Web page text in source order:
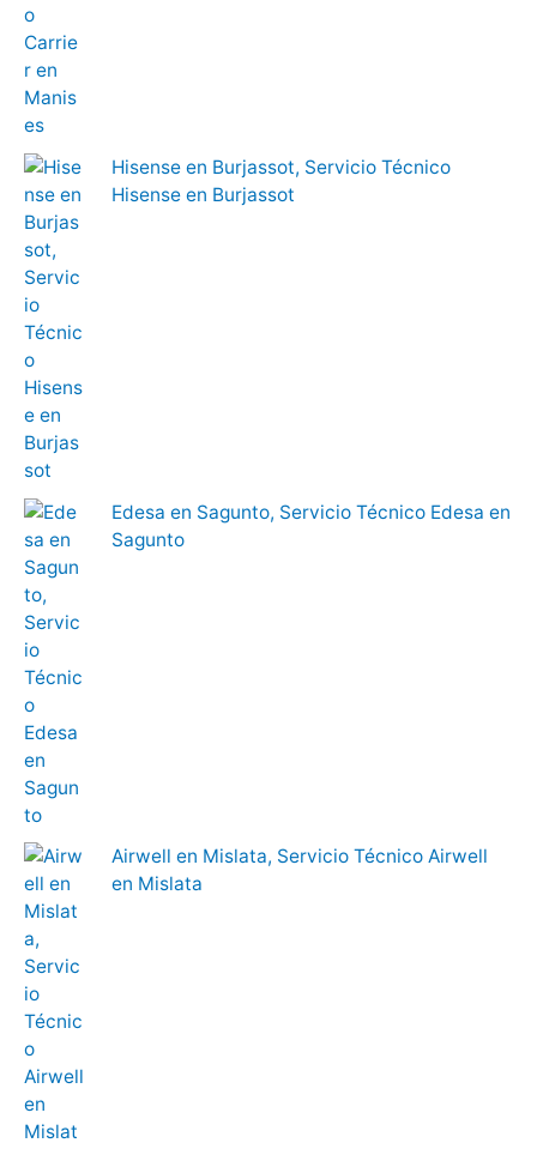
Hisense en Burjassot, Servicio Técnico
Hisense en Burjassot
Edesa en Sagunto, Servicio Técnico Edesa en
Sagunto
Airwell en Mislata, Servicio Técnico Airwell
en Mislata